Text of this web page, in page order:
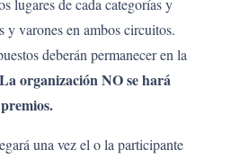
lugares de cada categorías y
y varones en ambos circuitos.
deberán permanecer en la
La organización NO se hará
una vez el o la participante